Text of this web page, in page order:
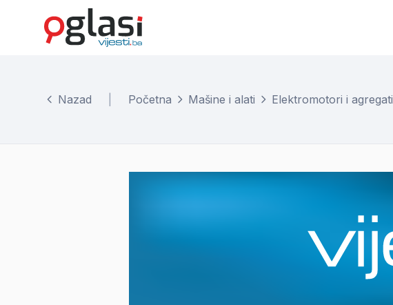
Nazad Početna Mašine i alati Elektromotori i agregati